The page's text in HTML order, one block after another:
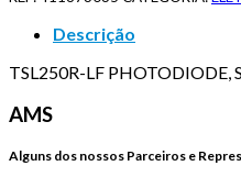
Descrição
TSL250R-LF PHOTODIODE,
AMS
Alguns dos nossos Parceiros e